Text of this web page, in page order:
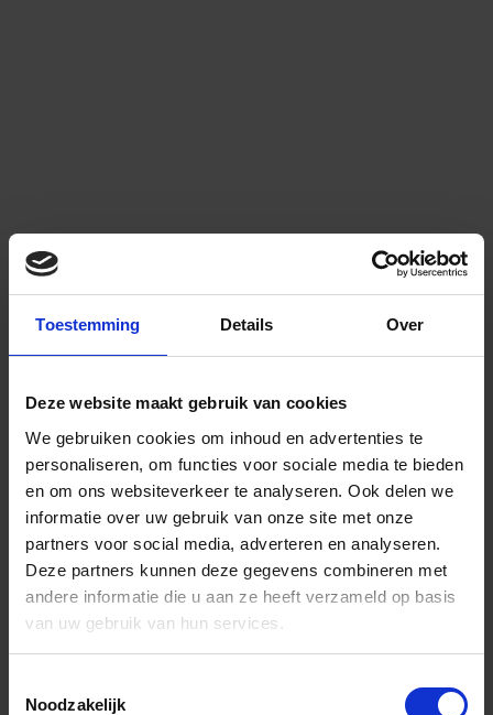
Toestemming Details Over
Deze website maakt gebruik van cookies
We gebruiken cookies om inhoud en advertenties te
personaliseren, om functies voor sociale media te bieden
en om ons websiteverkeer te analyseren. Ook delen we
informatie over uw gebruik van onze site met onze
partners voor social media, adverteren en analyseren.
Deze partners kunnen deze gegevens combineren met
andere informatie die u aan ze heeft verzameld op basis
van uw gebruik van hun services.
Noodzakelijk